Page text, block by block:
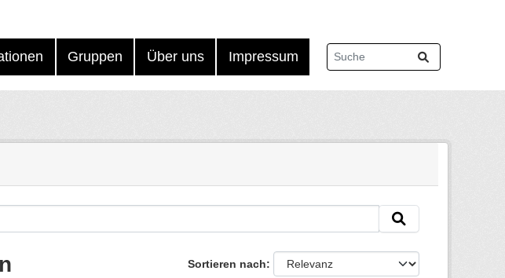
Gruppen Über uns Impressum
Sortieren nach